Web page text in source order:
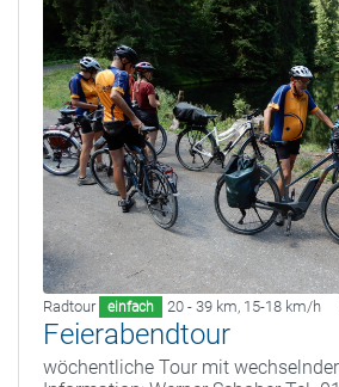
Radtour einfach 20 - 39 km, 15-18 km/h
Feierabendtour
wöchentliche Tour mit